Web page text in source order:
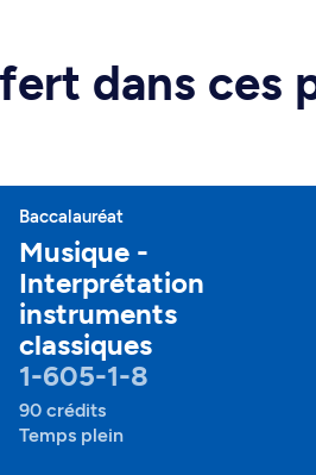
dans ces
Baccalauréat
Musique -
Interprétation
instruments
classiques
1-605-1-8
90 crédits
Temps plein